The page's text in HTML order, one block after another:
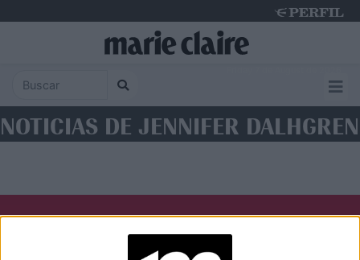
NOTICIAS DE JENNIFER DALHGREN